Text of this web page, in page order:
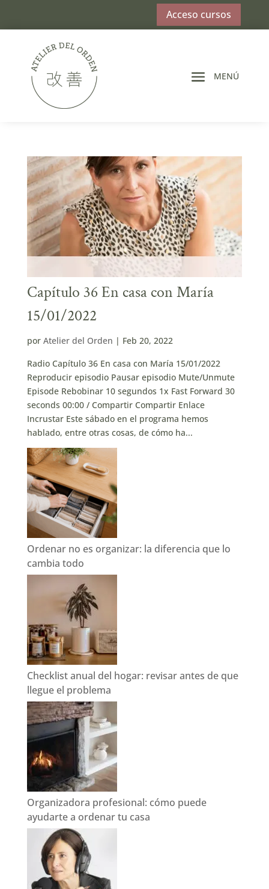
Acceso cursos
Capítulo 36 En casa con María
15/01/2022
por Atelier del Orden | Feb 20, 2022
Radio Capítulo 36 En casa con María 15/01/2022
Reproducir episodio Pausar episodio Mute/Unmute
Episode Rebobinar 10 segundos 1x Fast Forward 30
seconds 00:00 / Compartir Compartir Enlace
Incrustar Este sábado en el programa hemos
hablado, entre otras cosas, de cómo ha...
Ordenar no es organizar: la diferencia que lo
cambia todo
Checklist anual del hogar: revisar antes de que
llegue el problema
Organizadora profesional: cómo puede
ayudarte a ordenar tu casa